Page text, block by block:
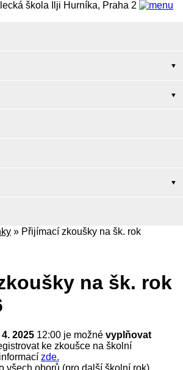
škola Ilji Hurníka, Praha 2
» Přijímací zkoušky na šk. rok
na šk. rok
4. 2025 12:00 je možné vyplňovat
ke zkoušce na školní
zde.